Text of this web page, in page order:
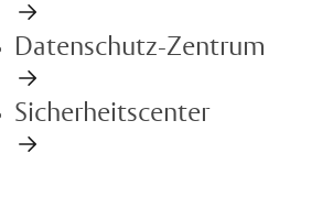
Datenschutz-Zentrum
Sicherheitscenter